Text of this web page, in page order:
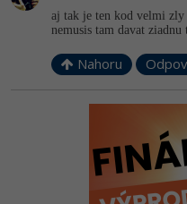
aj tak je ten kod velmi zly
nemusis tam davat ziadnu
Nahoru